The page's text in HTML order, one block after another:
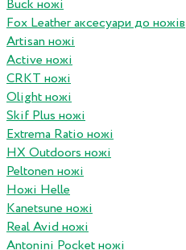
Buck ножі
Fox Leather аксесуари до ножів
Artisan ножі
Active ножі
CRKT ножі
Olight ножі
Skif Plus ножі
Extrema Ratio ножі
HX Outdoors ножі
Peltonen ножі
Ножі Helle
Kanetsune ножі
Real Avid ножі
Antonini Pocket ножі